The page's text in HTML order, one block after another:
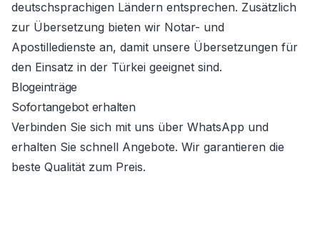
deutschsprachigen Ländern entsprechen. Zusätzlich
zur Übersetzung bieten wir Notar- und
Apostilledienste an, damit unsere Übersetzungen für
den Einsatz in der Türkei geeignet sind.
Blogeinträge
Sofortangebot erhalten
Verbinden Sie sich mit uns über WhatsApp und
erhalten Sie schnell Angebote. Wir garantieren die
beste Qualität zum Preis.